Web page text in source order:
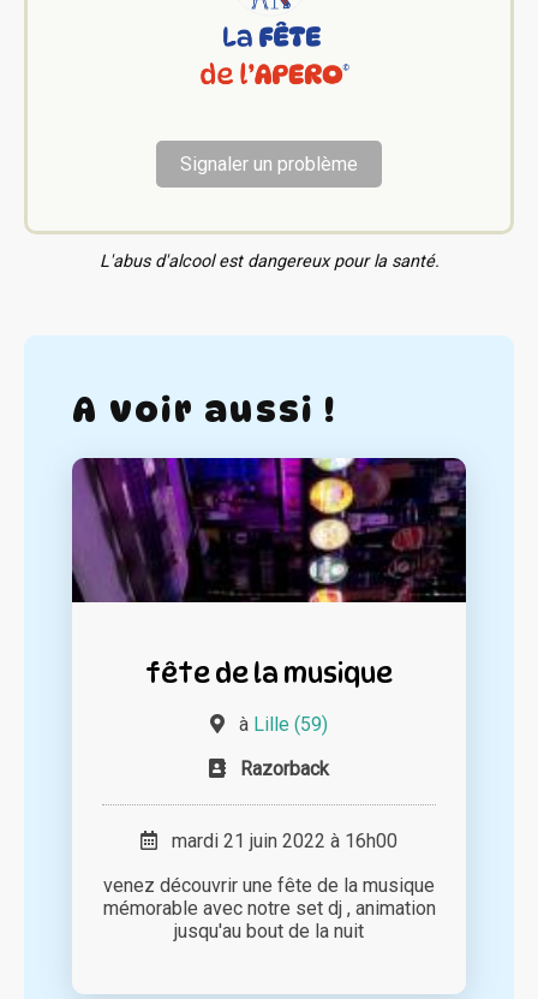
Signaler un problème
L'abus d'alcool est dangereux pour la santé.
A voir aussi !
fête de la musique
à Lille (59)
Razorback
mardi 21 juin 2022 à 16h00
venez découvrir une fête de la musique
mémorable avec notre set dj , animation
jusqu'au bout de la nuit